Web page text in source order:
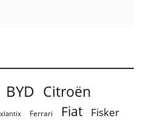
BYD Citroën
Ferrari Fiat Fisker